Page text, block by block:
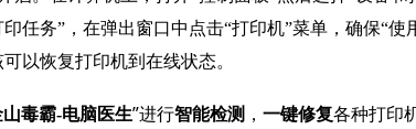
任务”，在弹出窗口中点击“打印机”菜单，确保“使
以恢复打印机到在线状态。
山毒霸-电脑医生”进行智能检测 ， 一键修复各种打印